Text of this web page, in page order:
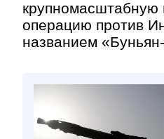
крупномасштабную
операцию против
названием